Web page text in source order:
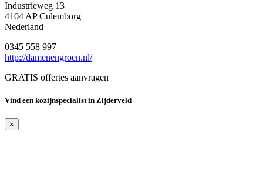
Industrieweg 13
4104 AP Culemborg
Nederland
0345 558 997
http://damenengroen.nl/
GRATIS offertes aanvragen
Vind een kozijnspecialist in Zijderveld
×